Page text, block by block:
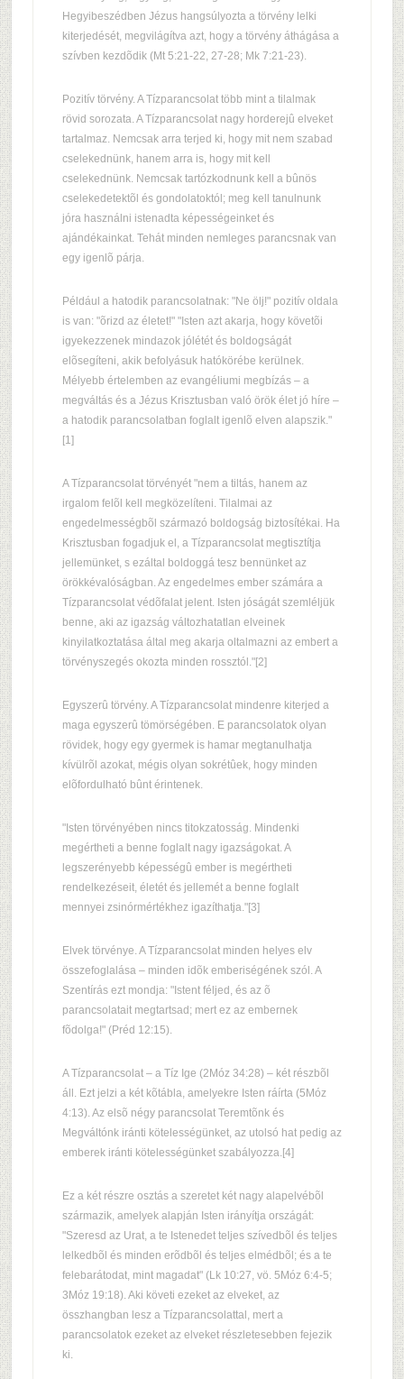
Hegyibeszédben Jézus hangsúlyozta a törvény lelki
kiterjedését, megvilágítva azt, hogy a törvény áthágása a
szívben kezdõdik (Mt 5:21-22, 27-28; Mk 7:21-23).
Pozitív törvény. A Tízparancsolat több mint a tilalmak
rövid sorozata. A Tízparancsolat nagy horderejû elveket
tartalmaz. Nemcsak arra terjed ki, hogy mit nem szabad
cselekednünk, hanem arra is, hogy mit kell
cselekednünk. Nemcsak tartózkodnunk kell a bûnös
cselekedetektõl és gondolatoktól; meg kell tanulnunk
jóra használni istenadta képességeinket és
ajándékainkat. Tehát minden nemleges parancsnak van
egy igenlõ párja.
Például a hatodik parancsolatnak: "Ne ölj!" pozitív oldala
is van: "õrizd az életet!" "Isten azt akarja, hogy követõi
igyekezzenek mindazok jólétét és boldogságát
elõsegíteni, akik befolyásuk hatókörébe kerülnek.
Mélyebb értelemben az evangéliumi megbízás – a
megváltás és a Jézus Krisztusban való örök élet jó híre –
a hatodik parancsolatban foglalt igenlõ elven alapszik."
[1]
A Tízparancsolat törvényét "nem a tiltás, hanem az
irgalom felõl kell megközelíteni. Tilalmai az
engedelmességbõl származó boldogság biztosítékai. Ha
Krisztusban fogadjuk el, a Tízparancsolat megtisztítja
jellemünket, s ezáltal boldoggá tesz bennünket az
örökkévalóságban. Az engedelmes ember számára a
Tízparancsolat védõfalat jelent. Isten jóságát szemléljük
benne, aki az igazság változhatatlan elveinek
kinyilatkoztatása által meg akarja oltalmazni az embert a
törvényszegés okozta minden rossztól."[2]
Egyszerû törvény. A Tízparancsolat mindenre kiterjed a
maga egyszerû tömörségében. E parancsolatok olyan
rövidek, hogy egy gyermek is hamar megtanulhatja
kívülrõl azokat, mégis olyan sokrétûek, hogy minden
elõfordulható bûnt érintenek.
"Isten törvényében nincs titokzatosság. Mindenki
megértheti a benne foglalt nagy igazságokat. A
legszerényebb képességû ember is megértheti
rendelkezéseit, életét és jellemét a benne foglalt
mennyei zsinórmértékhez igazíthatja."[3]
Elvek törvénye. A Tízparancsolat minden helyes elv
összefoglalása – minden idõk emberiségének szól. A
Szentírás ezt mondja: "Istent féljed, és az õ
parancsolatait megtartsad; mert ez az embernek
fõdolga!" (Préd 12:15).
A Tízparancsolat – a Tíz Ige (2Móz 34:28) – két részbõl
áll. Ezt jelzi a két kõtábla, amelyekre Isten ráírta (5Móz
4:13). Az elsõ négy parancsolat Teremtõnk és
Megváltónk iránti kötelességünket, az utolsó hat pedig az
emberek iránti kötelességünket szabályozza.[4]
Ez a két részre osztás a szeretet két nagy alapelvébõl
származik, amelyek alapján Isten irányítja országát:
"Szeresd az Urat, a te Istenedet teljes szívedbõl és teljes
lelkedbõl és minden erõdbõl és teljes elmédbõl; és a te
felebarátodat, mint magadat" (Lk 10:27, vö. 5Móz 6:4-5;
3Móz 19:18). Aki követi ezeket az elveket, az
összhangban lesz a Tízparancsolattal, mert a
parancsolatok ezeket az elveket részletesebben fejezik
ki.